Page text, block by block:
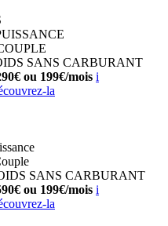
SANS CARBURANT
ou 199€/mois i
la
SANS CARBURANT
ou 199€/mois i
la